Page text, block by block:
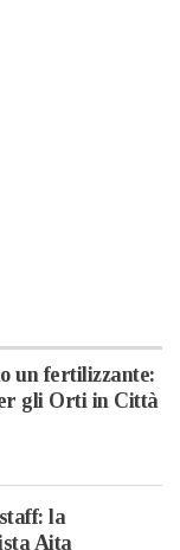
un fertilizzante:
gli Orti in Città
la
Aita